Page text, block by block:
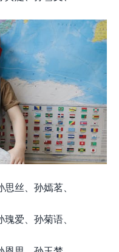
丝、孙嫣茗、
爱、孙菊语、